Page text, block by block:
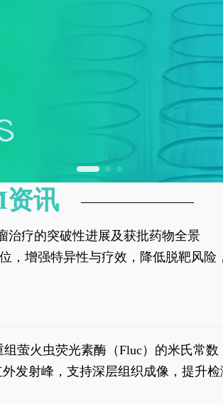
治疗的突破性进展及获批药物全景
，增强特异性与疗效，降低脱靶风险
萤火虫荧光素酶（Fluc）的米氏常
低给药剂量下的高灵敏度、非侵入
发射峰，支持深层组织成像，提升
讯